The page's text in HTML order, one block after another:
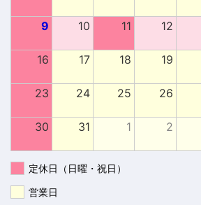
9 10 11 12
16 17 18 19
23 24 25 26
30 31 1 2
定休日（日曜・祝日）
営業日